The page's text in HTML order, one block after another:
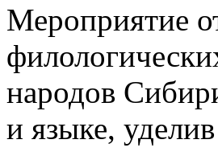
Мероприятие
народов
и языке,